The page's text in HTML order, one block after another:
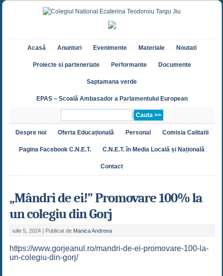
Acasă Anunturi Evenimente Materiale Noutati
Proiecte si parteneriate Performante Documente
Saptamana verde
EPAS – Scoală Ambasador a Parlamentului European
Despre noi Oferta Educațională Personal Comisia Calitatii
Pagina Facebook C.N.E.T. C.N.E.T. în Media Locală și Națională
Contact
„Mândri de ei!” Promovare 100% la
un colegiu din Gorj
iulie 5, 2024 | Publicat de Manica Andreea
https://www.gorjeanul.ro/mandri-de-ei-promovare-100-la-
un-colegiu-din-gorj/